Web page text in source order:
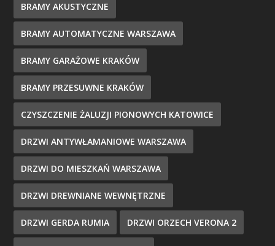
BRAMY AKUSTYCZNE
BRAMY AUTOMATYCZNE WARSZAWA
BRAMY GARAŻOWE KRAKÓW
BRAMY PRZESUWNE KRAKÓW
CZYSZCZENIE ŻALUZJI PIONOWYCH KATOWICE
DRZWI ANTYWŁAMANIOWE WARSZAWA
DRZWI DO MIESZKAŃ WARSZAWA
DRZWI DREWNIANE WEWNĘTRZNE
DRZWI GERDA RUMIA DRZWI ORZECH VERONA 2